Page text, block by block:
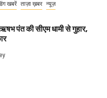
खबरें ताज़ा ख़बर न्यूज़
पंत की सीएम धामी से गुहार,